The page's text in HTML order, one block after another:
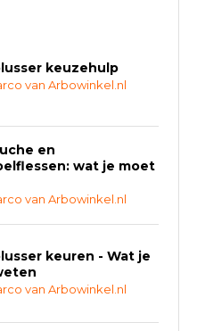
keuzehulp
van Arbowinkel.nl
en
wat je moet
van Arbowinkel.nl
keuren - Wat je
van Arbowinkel.nl